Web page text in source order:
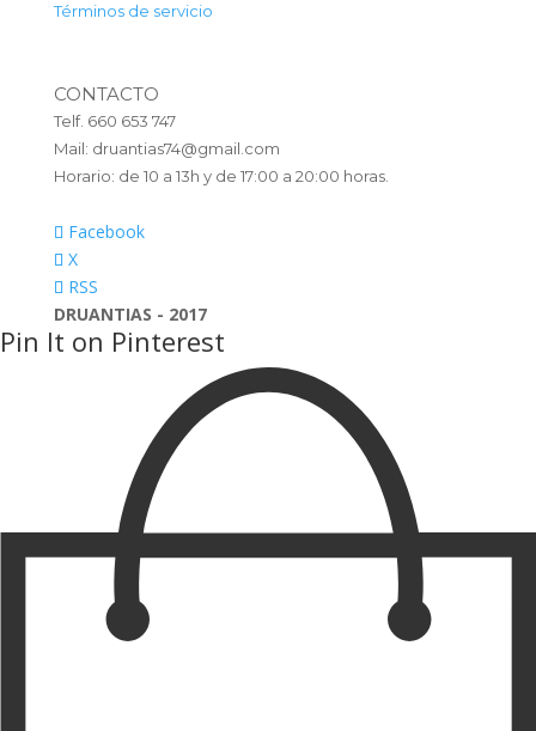
Términos de servicio
CONTACTO
Telf. 660 653 747
Mail: druantias74@gmail.com
Horario: de 10 a 13h y de 17:00 a 20:00 horas.
Facebook
X
RSS
DRUANTIAS - 2017
Pin It on Pinterest